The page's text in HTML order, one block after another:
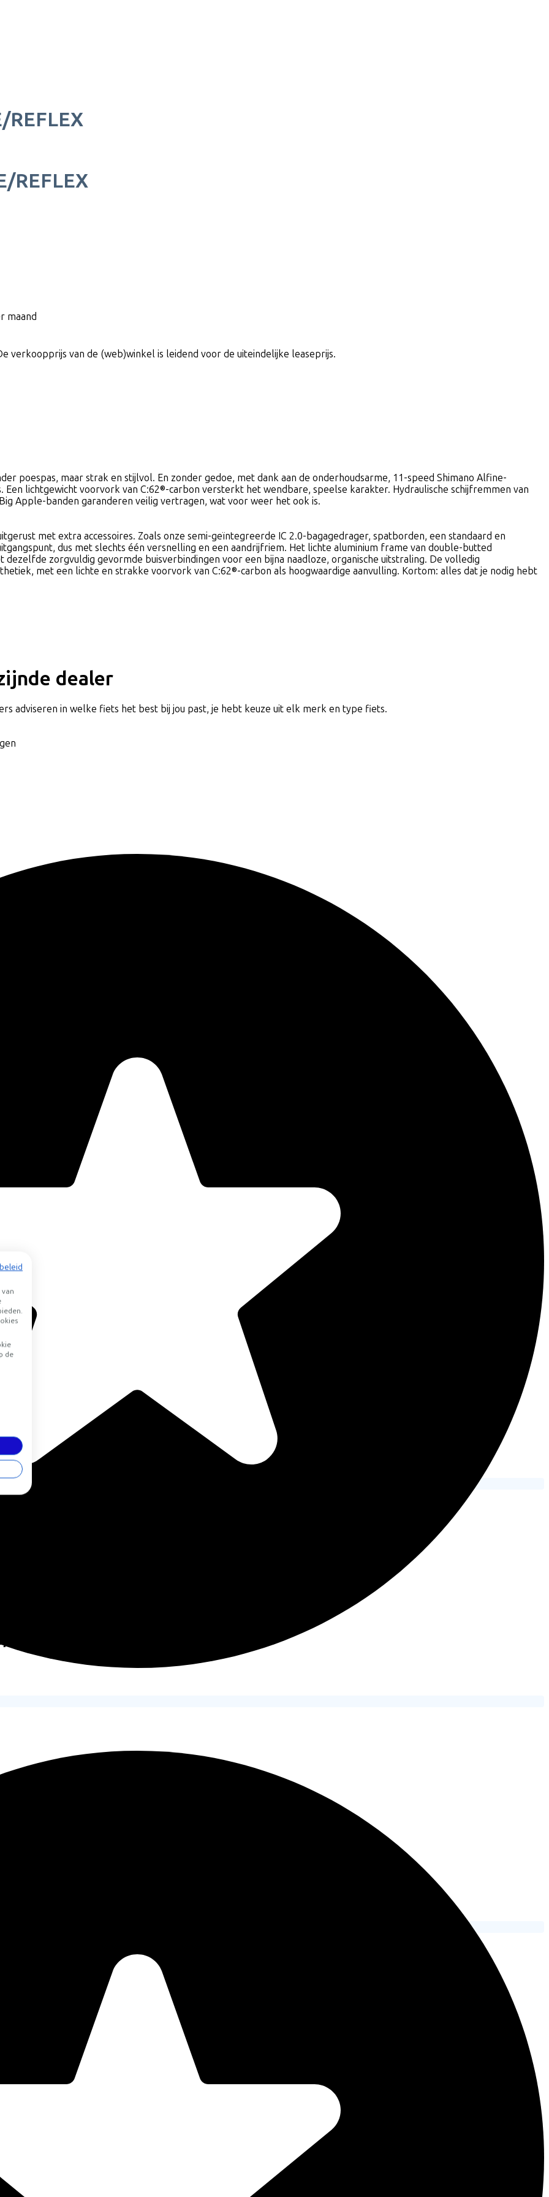
REFLEX
REFLEX
maand
verkoopprijs van de (web)winkel is leidend voor de uiteindelijke leaseprijs.
poespas, maar strak en stijlvol. En zonder gedoe, met dank aan de onderhoudsarme, 11-speed Shimano Alfine-
Een lichtgewicht voorvork van C:62®-carbon versterkt het wendbare, speelse karakter. Hydraulische schijfremmen van
Apple-banden garanderen veilig vertragen, wat voor weer het ook is.
met extra accessoires. Zoals onze semi-geïntegreerde IC 2.0-bagagedrager, spatborden, een standaard en
dus met slechts één versnelling en een aandrijfriem. Het lichte aluminium frame van double-butted
zorgvuldig gevormde buisverbindingen voor een bijna naadloze, organische uitstraling. De volledig
met een lichte en strakke voorvork van C:62®-carbon als hoogwaardige aanvulling. Kortom: alles dat je nodig hebt
dealer
adviseren in welke fiets het best bij jou past, je hebt keuze uit elk merk en type fiets.
de